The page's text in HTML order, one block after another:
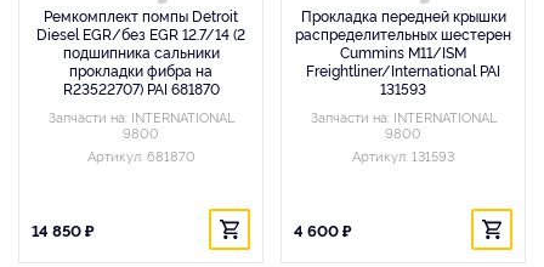
Ремкомплект помпы Detroit
Diesel EGR/без EGR 12.7/14 (2
подшипника сальники
прокладки фибра на
R23522707) PAI 681870
Запчасти на: INTERNATIONAL
9800
Артикул: 681870
14 850 ₽
Прокладка передней крышки
распределительных шестерен
Cummins M11/ISM
Freightliner/International PAI
131593
Запчасти на: INTERNATIONAL
9800
Артикул: 131593
4 600 ₽